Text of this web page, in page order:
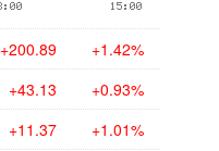
+200.89 +1.42%
+43.13 +0.93%
+11.37 +1.01%